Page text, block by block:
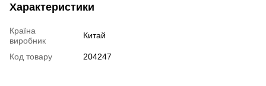
Характеристики
Країна
виробник
Китай
Код товару 204247